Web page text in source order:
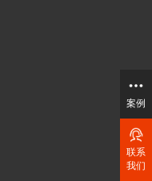
案例
联系
我们